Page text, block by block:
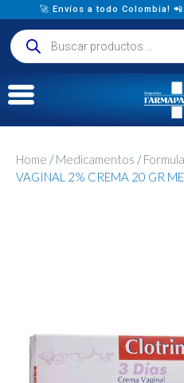
🚀 Envíos a todo Colombia!
Home /Medicamentos /
VAGINAL 2% CREMA 20 GR